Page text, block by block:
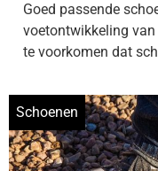
Goed passende
voetontwikkeling
te voorkomen dat
Schoenen